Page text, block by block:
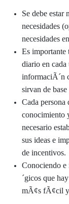
Se debe estar
necesidades
necesidades
Es importante
diario en cada
informaciÃ´n
sirvan de
Cada persona
conocimiento
necesario
sus ideas e
de incentivos.
Conociendo
´gicos que
mÃ¢s fÃ¢cil